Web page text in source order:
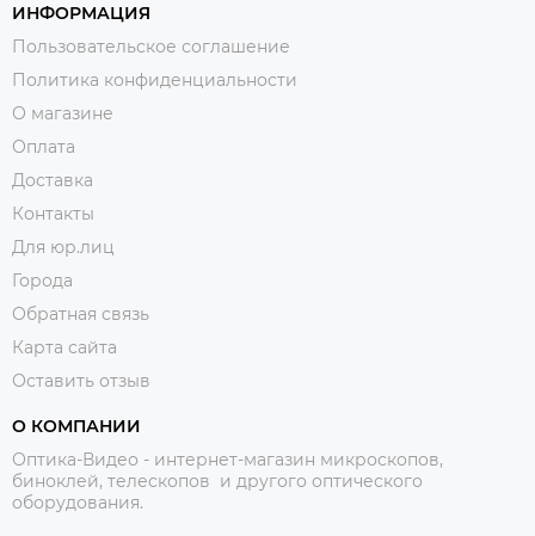
ИНФОРМАЦИЯ
Пользовательское соглашение
Политика конфиденциальности
О магазине
Оплата
Доставка
Контакты
Для юр.лиц
Города
Обратная связь
Карта сайта
Оставить отзыв
О КОМПАНИИ
Оптика-Видео - интернет-магазин микроскопов,
биноклей, телескопов и другого оптического
оборудования.